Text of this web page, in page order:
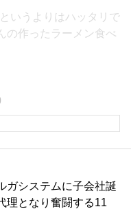
いうよりはハッタリで
の作ったラーメン食べ
ガシステムに子会社誕
理となり奮闘する11